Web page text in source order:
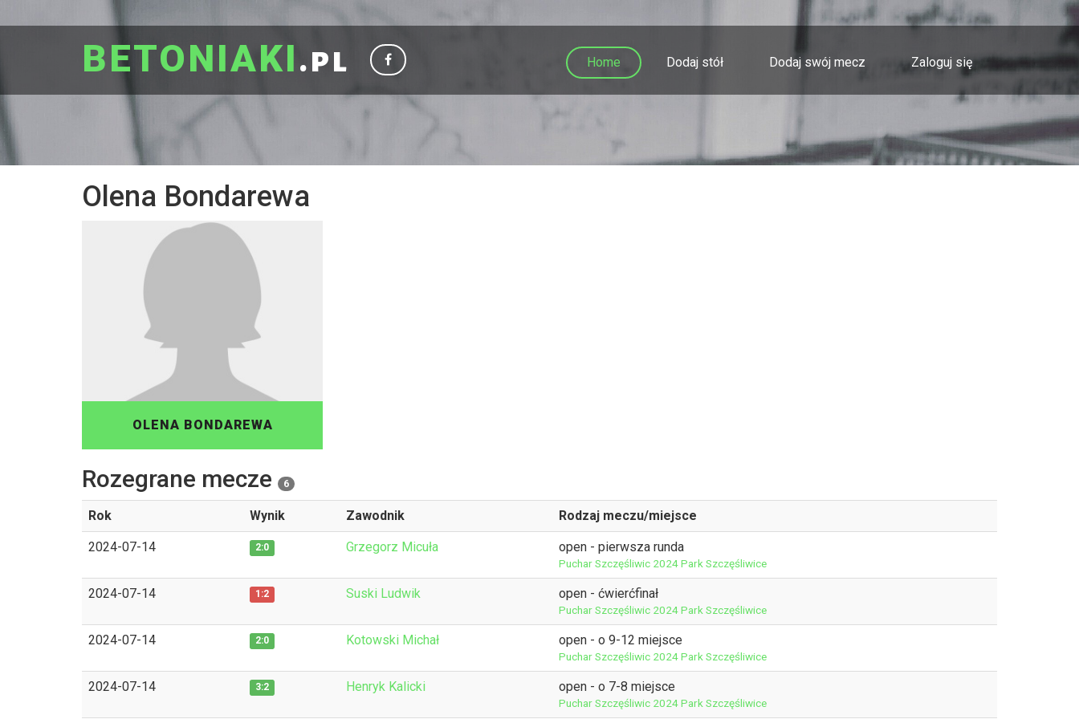
BETONIAKI.pl Home Dodaj stół Dodaj swój mecz Zaloguj się
Olena Bondarewa
OLENA BONDAREWA
Rozegrane mecze 6
Rok Wynik Zawodnik Rodzaj meczu/miejsce
2024-07-14 2:0 Grzegorz Micuła open - pierwsza runda
Puchar Szczęśliwic 2024Park Szczęśliwice
2024-07-14 1:2 Suski Ludwik open - ćwierćfinał
Puchar Szczęśliwic 2024Park Szczęśliwice
2024-07-14 2:0 Kotowski Michał open - o 9-12 miejsce
Puchar Szczęśliwic 2024Park Szczęśliwice
2024-07-14 3:2 Henryk Kalicki open - o 7-8 miejsce
Puchar Szczęśliwic 2024Park Szczęśliwice